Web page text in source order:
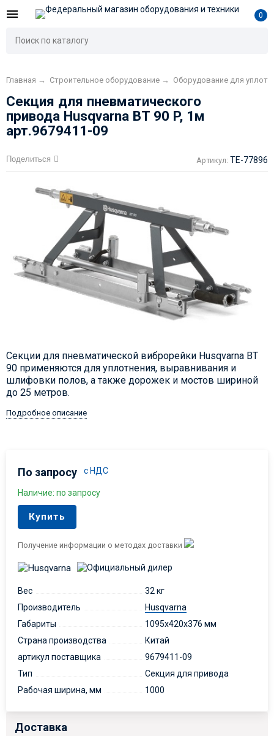
0
Главная → Строительное оборудование → Оборудование для
Секция для пневматического
привода Husqvarna BT 90 P, 1м
арт.9679411-09
Поделиться Артикул: TE-77896
Секции для пневматической виброрейки Husqvarna BT
90 применяются для уплотнения, выравнивания и
шлифовки полов, а также дорожек и мостов шириной
до 25 метров.
Подробное описание
По запросу с НДС
Наличие: по запросу
Купить
Получение информации о методах доставки
Вес
32 кг
Производитель
Husqvarna
Габариты
1095x420x376 мм
Страна производства
Китай
артикул поставщика
9679411-09
Тип
Секция для привода
Рабочая ширина, мм
1000
Доставка